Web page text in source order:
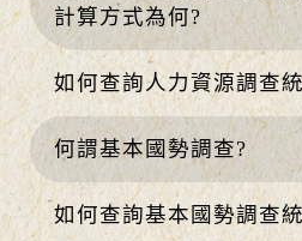
計算方式為何?
如何查詢人力資源調查
何謂基本國勢調查?
如何查詢基本國勢調查